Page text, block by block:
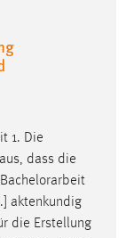
1. Die
dass die